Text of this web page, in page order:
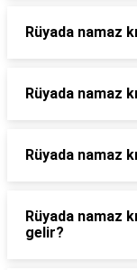
Rüyada namaz
Rüyada namaz
Rüyada namaz
Rüyada namaz
gelir?